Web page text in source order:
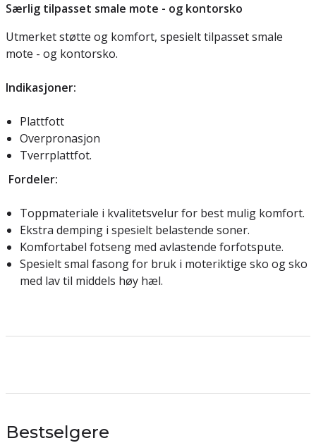
Særlig tilpasset smale mote - og kontorsko
Utmerket støtte og komfort, spesielt tilpasset smale
mote - og kontorsko.
Indikasjoner:
Plattfott
Overpronasjon
Tverrplattfot.
Fordeler:
Toppmateriale i kvalitetsvelur for best mulig komfort.
Ekstra demping i spesielt belastende soner.
Komfortabel fotseng med avlastende forfotspute.
Spesielt smal fasong for bruk i moteriktige sko og sko
med lav til middels høy hæl.
Bestselgere